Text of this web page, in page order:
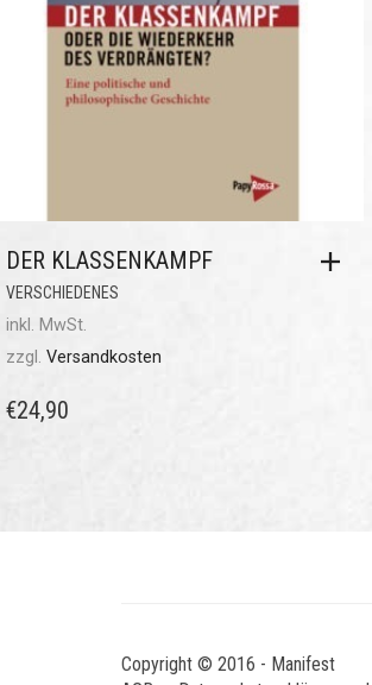
DER KLASSENKAMPF
VERSCHIEDENES
inkl. MwSt.
zzgl. Versandkosten
€24,90
Copyright © 2016 - Manifest